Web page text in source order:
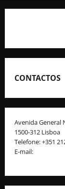
CONTACTOS
Avenida General
1500-312 Lisboa
Telefone: +351
E-mail: